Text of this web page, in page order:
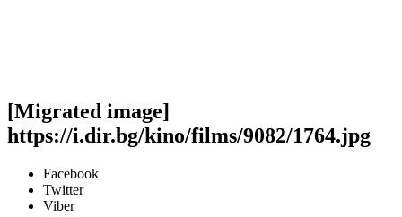
[Migrated image]
https://i.dir.bg/kino/films/9082/1764.jpg
Facebook
Twitter
Viber